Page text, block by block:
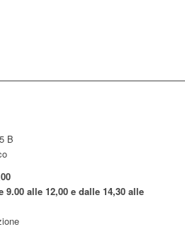
B
alle 12,00 e dalle 14,30 alle